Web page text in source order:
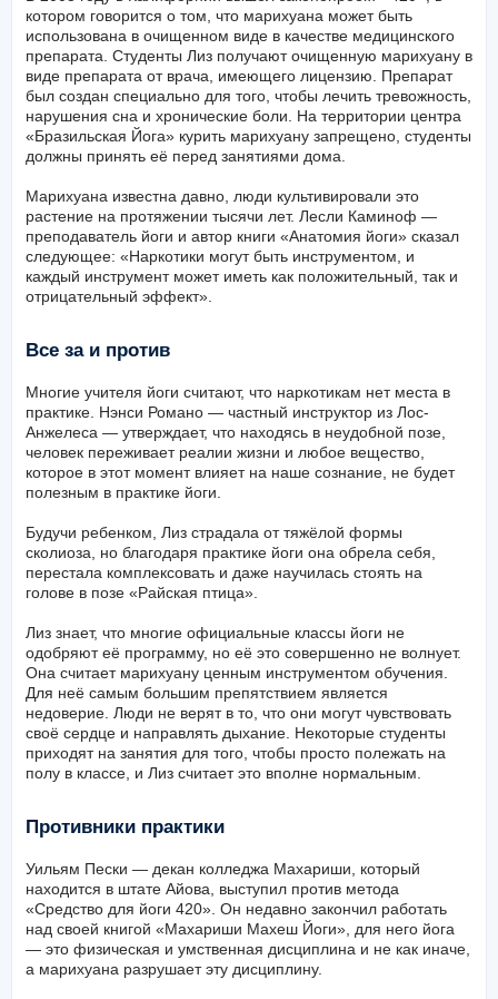
котором говорится о том, что марихуана может быть
использована в очищенном виде в качестве медицинского
препарата. Студенты Лиз получают очищенную марихуану в
виде препарата от врача, имеющего лицензию. Препарат
был создан специально для того, чтобы лечить тревожность,
нарушения сна и хронические боли. На территории центра
«Бразильская Йога» курить марихуану запрещено, студенты
должны принять её перед занятиями дома.
Марихуана известна давно, люди культивировали это
растение на протяжении тысячи лет. Лесли Каминоф —
преподаватель йоги и автор книги «Анатомия йоги» сказал
следующее: «Наркотики могут быть инструментом, и
каждый инструмент может иметь как положительный, так и
отрицательный эффект».
Все за и против
Многие учителя йоги считают, что наркотикам нет места в
практике. Нэнси Романо — частный инструктор из Лос-
Анжелеса — утверждает, что находясь в неудобной позе,
человек переживает реалии жизни и любое вещество,
которое в этот момент влияет на наше сознание, не будет
полезным в практике йоги.
Будучи ребенком, Лиз страдала от тяжёлой формы
сколиоза, но благодаря практике йоги она обрела себя,
перестала комплексовать и даже научилась стоять на
голове в позе «Райская птица».
Лиз знает, что многие официальные классы йоги не
одобряют её программу, но её это совершенно не волнует.
Она считает марихуану ценным инструментом обучения.
Для неё самым большим препятствием является
недоверие. Люди не верят в то, что они могут чувствовать
своё сердце и направлять дыхание. Некоторые студенты
приходят на занятия для того, чтобы просто полежать на
полу в классе, и Лиз считает это вполне нормальным.
Противники практики
Уильям Пески — декан колледжа Махариши, который
находится в штате Айова, выступил против метода
«Средство для йоги 420». Он недавно закончил работать
над своей книгой «Махариши Махеш Йоги», для него йога
— это физическая и умственная дисциплина и не как иначе,
а марихуана разрушает эту дисциплину.